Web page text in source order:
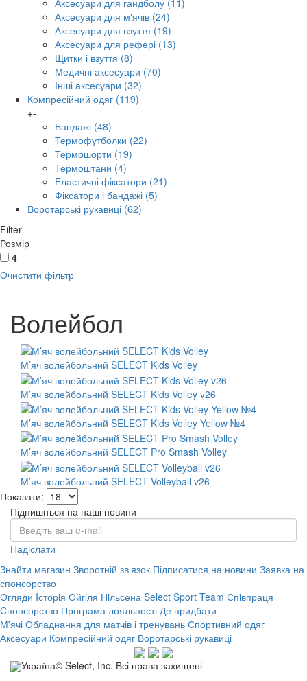
Аксесуари для м'ячів (24)
Аксесуари для взуття (19)
Аксесуари для рефері (13)
Щитки і взуття (8)
Медичні аксесуари (70)
Інші аксесуари (32)
Компресійний одяг (119)
+-
Бандажі (48)
Термофутболки (22)
Термошорти (19)
Термоштани (4)
Еластичні фіксатори (21)
Фіксатори і бандажі (5)
Воротарські рукавиці (62)
Filter
Розмір
4
Очистити фільтр
Волейбол
М’яч волейбольний SELECT Kids Volley
М’яч волейбольний SELECT Kids Volley v26
М’яч волейбольний SELECT Kids Volley Yellow №4
М’яч волейбольний SELECT Pro Smash Volley
М’яч волейбольний SELECT Volleyball v26
Показати:
Підпишіться на наші новини
Надiслати
Знайти магазин Зворотній зв‘язок Підписатися на новини Заявка на
спонсорство
Огляди Iсторiя Ойгiля Нiльсена Select Sport Team Спiвпраця
Cпонсорство Програма лояльності Де придбати
М'ячі Обладнання для матчів і тренувань Спортивний одяг
Аксесуари Компресійний одяг Воротарські рукавиці
Україна© Select, Inc. Всі права захищені